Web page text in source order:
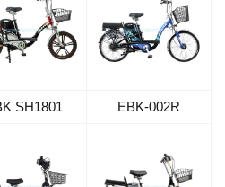
SH1801 EBK-002R